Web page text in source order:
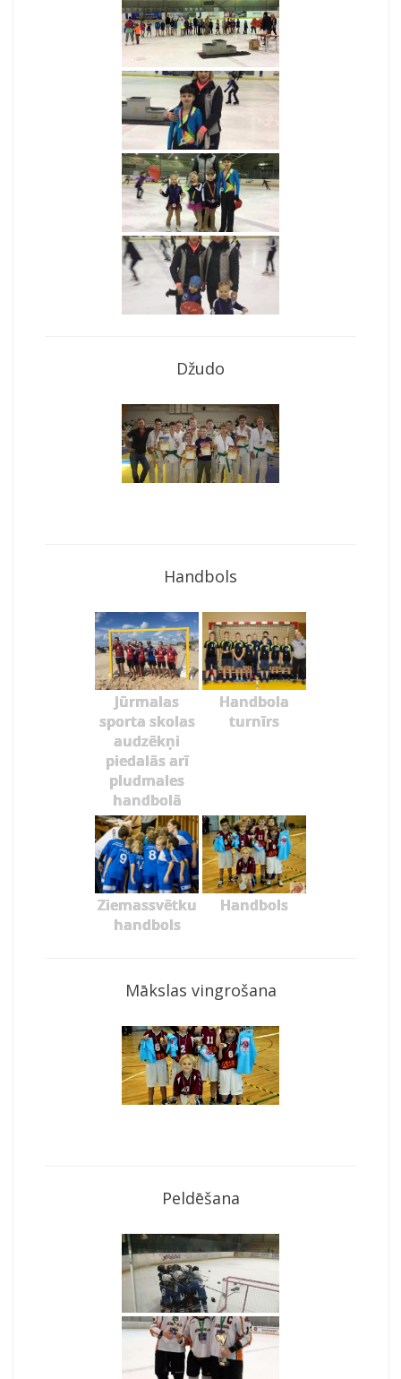
Džudo
Handbols
Jūrmalas
sporta skolas
audzēkņi
piedalās arī
pludmales
handbolā
Handbola
turnīrs
Ziemassvētku
handbols
Handbols
Mākslas vingrošana
Peldēšana